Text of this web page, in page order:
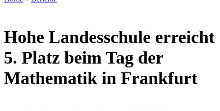
Hohe Landesschule erreicht
5. Platz beim Tag der
Mathematik in Frankfurt